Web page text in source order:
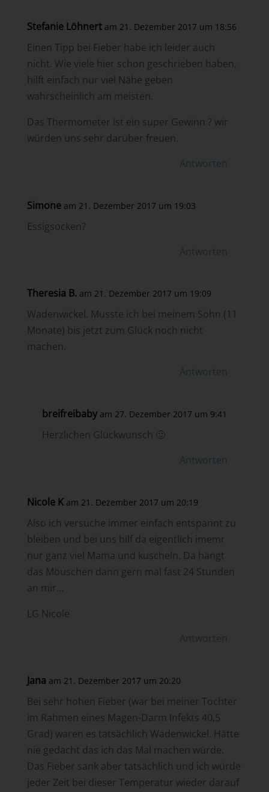
Stefanie Löhnert am 21. Dezember 2017 um 18:56
Einen Tipp bei Fieber habe ich leider auch
nicht. Wie viele hier schon geschrieben haben,
hilft einfach nur viel Nähe geben
wahrscheinlich am meisten.
Das Thermometer ist ein super Gewinn ? wir
würden uns sehr darüber freuen.
Antworten
Simone am 21. Dezember 2017 um 19:03
Essigsocken?
Antworten
Theresia B. am 21. Dezember 2017 um 19:09
Wadenwickel. Musste ich bei meinem Sohn (11
Monate) bis jetzt zum Glück noch nicht
machen.
Antworten
breifreibaby am 27. Dezember 2017 um 9:41
Herzlichen Glückwunsch 🙂
Antworten
Nicole K am 21. Dezember 2017 um 20:19
Also ich versuche immer einfach entspannt zu
bleiben und bei uns hilf da eigentlich imemr
nur ganz viel Mama und kuscheln. Da hängt
das Möuschen dann gern mal fast 24 Stunden
an mir…
LG Nicole
Antworten
Jana am 21. Dezember 2017 um 20:20
Bei sehr hohen Fieber (war bei meiner Tochter
im Rahmen eines Magen-Darm Infekts 40,5
Grad) waren es tatsächlich Wadenwickel. Hätte
nie gedacht das ich das Mal machen würde.
Das Fieber sank aber tatsächlich und ich würde
jeder Zeit bei dieser Temperatur wieder darauf